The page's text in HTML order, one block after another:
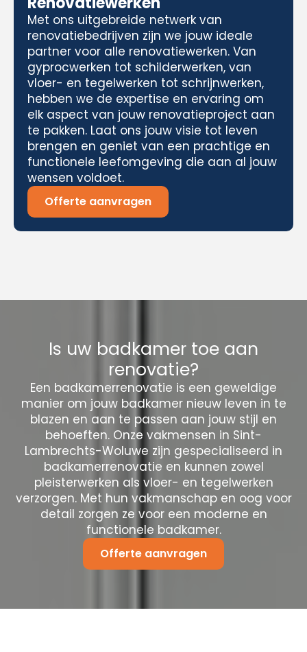
Met ons uitgebreide netwerk van
renovatiebedrijven zijn we jouw ideale
partner voor alle renovatiewerken. Van
gyprocwerken tot schilderwerken, van
vloer- en tegelwerken tot schrijnwerken,
hebben we de expertise en ervaring om
elk aspect van jouw renovatieproject aan
te pakken. Laat ons jouw visie tot leven
brengen en geniet van een prachtige en
functionele leefomgeving die aan al jouw
wensen voldoet.
Offerte aanvragen
Is uw badkamer toe aan
renovatie?
Een badkamerrenovatie is een geweldige
manier om jouw badkamer nieuw leven in te
blazen en aan te passen aan jouw stijl en
behoeften. Onze vakmensen in Sint-
Lambrechts-Woluwe zijn gespecialiseerd in
badkamerrenovatie en kunnen zowel
pleisterwerken als vloer- en tegelwerken
verzorgen. Met hun vakmanschap en oog voor
detail zorgen ze voor een moderne en
functionele badkamer.
Offerte aanvragen